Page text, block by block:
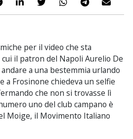
per il video che sta
il patron del Napoli Aurelio De
a una bestemmia urlando
a Frosinone chiedeva un selfie
che non si trovasse lì
uno del club campano è
Moige, il Movimento Italiano